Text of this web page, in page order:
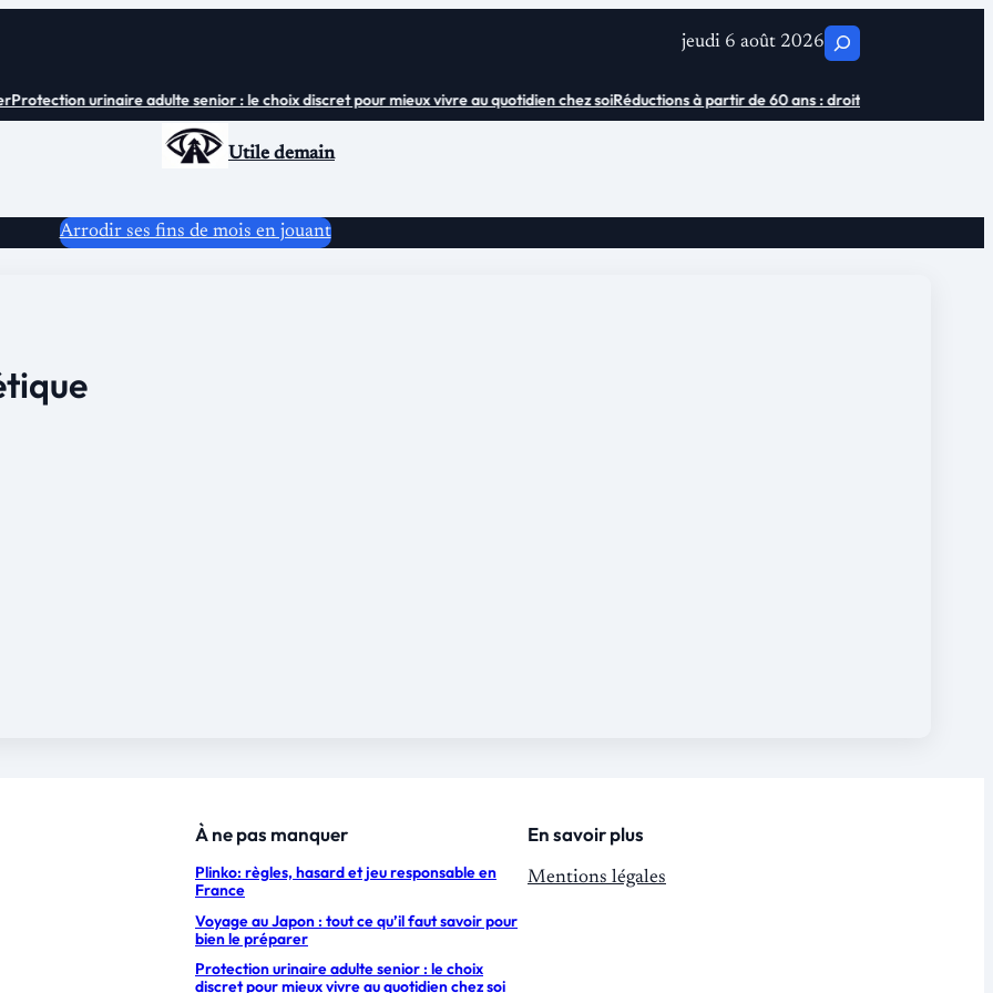
jeudi 6 août 2026C
e
urinaire adulte senior : le choix discret pour mieux vivre au quotidien chez soiRéductions à partir de 60 ans : droits et économies
Utile demain
Arrodir ses fins de mois en jouant
À ne pas manquer
Plinko: règles, hasard et jeu responsable en
France
Voyage au Japon : tout ce qu’il faut savoir pour
bien le préparer
Protection urinaire adulte senior : le choix
discret pour mieux vivre au quotidien chez soi
En savoir plus
Mentions légales